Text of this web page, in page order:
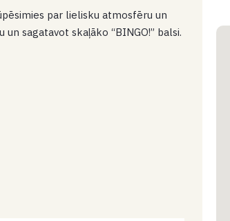
par lielisku atmosfēru un
sagatavot skaļāko “BINGO!” balsi.